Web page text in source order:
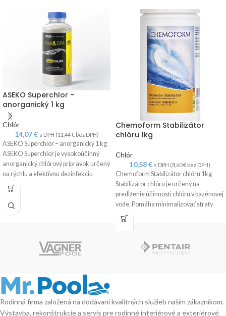
ASEKO Superchlor –
anorganický 1 kg
Chlór
14,07€ s DPH (11,44€bez DPH)
ASEKO Superchlor – anorganický 1 kg
ASEKO Superchlor je vysokoúčinný
anorganický chlórový prípravok určený
na rýchlu a efektívnu dezinfekciu
bazénovej
Chemoform Stabilizátor
chlóru 1kg
Chlór
10,58€ s DPH (8,60€bez DPH)
Chemoform Stabilizátor chlóru 1kg
Stabilizátor chlóru je určený na
predĺženie účinnosti chlóru v bazénovej
vode. Pomáha minimalizovať straty
chlóru spôsobené
Rodinná firma založená na dodávaní kvalitných služieb naším zákazníkom.
Výstavba, rekonštrukcie a servis pre rodinné interiérové a exteriérové